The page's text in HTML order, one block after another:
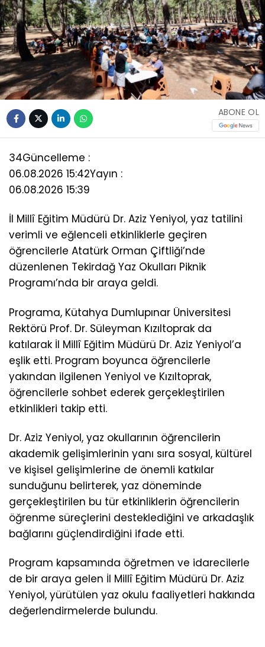
ABONE OL
34Güncelleme :
06.08.2026 15:42Yayın :
06.08.2026 15:39
İl Millî Eğitim Müdürü Dr. Aziz Yeniyol, yaz tatilini
verimli ve eğlenceli etkinliklerle geçiren
öğrencilerle Atatürk Orman Çiftliği’nde
düzenlenen Tekirdağ Yaz Okulları Piknik
Programı’nda bir araya geldi.
Programa, Kütahya Dumlupınar Üniversitesi
Rektörü Prof. Dr. Süleyman Kızıltoprak da
katılarak İl Millî Eğitim Müdürü Dr. Aziz Yeniyol’a
eşlik etti. Program boyunca öğrencilerle
yakından ilgilenen Yeniyol ve Kızıltoprak,
öğrencilerle sohbet ederek gerçekleştirilen
etkinlikleri takip etti.
Dr. Aziz Yeniyol, yaz okullarının öğrencilerin
akademik gelişimlerinin yanı sıra sosyal, kültürel
ve kişisel gelişimlerine de önemli katkılar
sunduğunu belirterek, yaz döneminde
gerçekleştirilen bu tür etkinliklerin öğrencilerin
öğrenme süreçlerini desteklediğini ve arkadaşlık
bağlarını güçlendirdiğini ifade etti.
Program kapsamında öğretmen ve idarecilerle
de bir araya gelen İl Millî Eğitim Müdürü Dr. Aziz
Yeniyol, yürütülen yaz okulu faaliyetleri hakkında
değerlendirmelerde bulundu.